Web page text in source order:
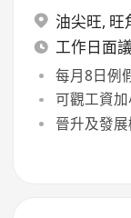
油尖旺, 旺
工作日面議
每月8日例
可觀工資
晉升及發